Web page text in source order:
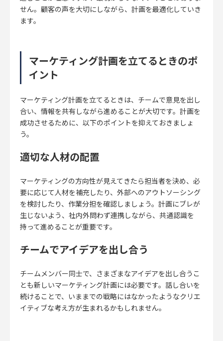
せん。顧客の声を大切にしながら、計画を最適化していき
ます。
マーケティング計画を立てるときのポ
イント
マーケティング計画を立てるときは、チームで意見を出し
合い、情報を共有しながら進めることが大切です。計画を
成功させるために、以下のポイントを抑えておきましょ
う。
適切な人材の配置
マーケティングの方向性が見えてきたら担当者を決め、必
要に応じて人材を補充したり、外部へのアウトソーシング
を検討したり、作業分担を確認しましょう。計画にブレが
生じないよう、社内外問わず連携しながら、共通認識を
持って進めることが重要です。
チームでアイデアを出し合う
チームメンバー同士で、さまざまなアイデアを出し合うこ
とも新しいマーケティング計画には必要です。話し合いを
続けることで、いままでの戦略にはなかったようなクリエ
イティブな考え方が生まれるかもしれません。